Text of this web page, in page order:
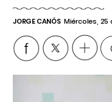
JORGE CANÓS Miércoles, 25